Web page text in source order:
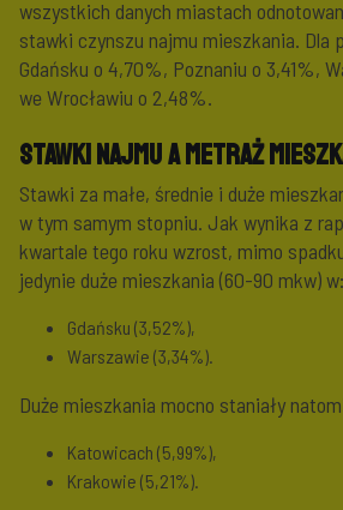
wszystkich danych miastach
stawki czynszu najmu mieszkania. Dla
Gdańsku o 4,70%, Poznaniu o 3,41%,
we Wrocławiu o 2,48%.
Stawki najmu a metraż
Stawki za małe, średnie i duże
w tym samym stopniu. Jak wynika z
kwartale tego roku wzrost, mimo
jedynie duże mieszkania (60-90 mkw) w:
Gdańsku (3,52%),
Warszawie (3,34%).
Duże mieszkania mocno staniały
Katowicach (5,99%),
Krakowie (5,21%).